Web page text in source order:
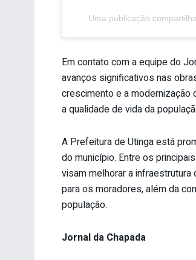
Uma publicação
Em contato com a equipe do
avanços significativos nas
crescimento e a
a qualidade de vida da
A Prefeitura de Utinga está
do município. Entre os
visam melhorar a
para os moradores, além da
população.
Jornal da Chapada